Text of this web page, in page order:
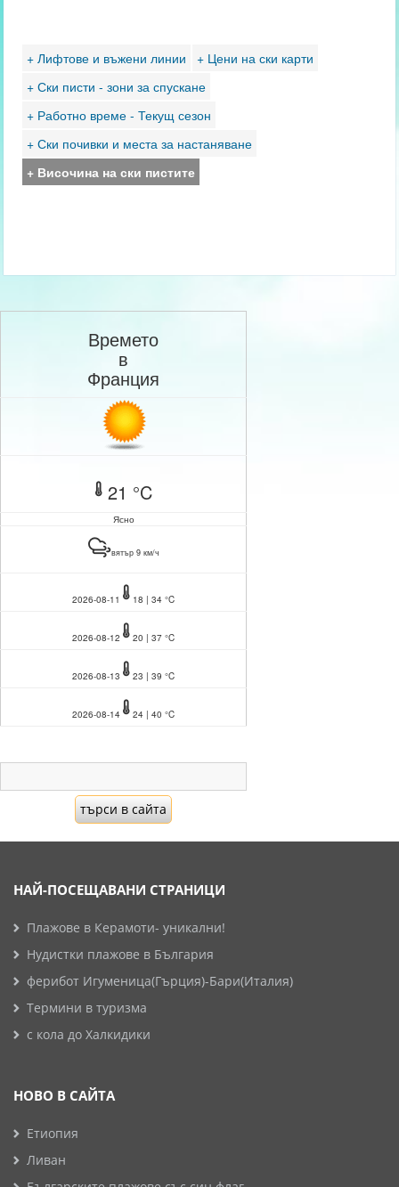
+ Лифтове и въжени линии
+ Цени на ски карти
+ Ски писти - зони за спускане
+ Работно време - Текущ сезон
+ Ски почивки и места за настаняване
+ Височина на ски пистите
Времето
в
Франция
21 °C
Ясно
вятър 9 км/ч
2026-08-11 18 | 34 °C
2026-08-12 20 | 37 °C
2026-08-13 23 | 39 °C
2026-08-14 24 | 40 °C
НАЙ-ПОСЕЩАВАНИ СТРАНИЦИ
Плажове в Керамоти- уникални!
Нудистки плажове в България
ферибот Игуменица(Гърция)-Бари(Италия)
Термини в туризма
с кола до Халкидики
НОВО В САЙТА
Етиопия
Ливан